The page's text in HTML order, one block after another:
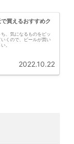
買えるおすすめク
、気になるものをピッ
くので、ビールが買い
。
2022.10.22